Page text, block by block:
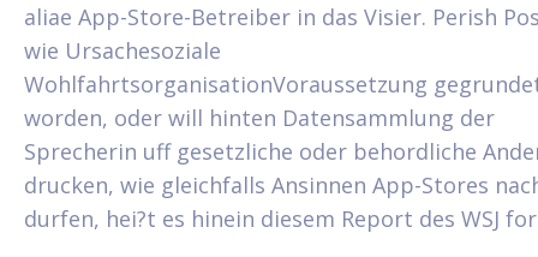
aliae App-Store-Betreiber in das Visier. Perish
wie Ursachesoziale
WohlfahrtsorganisationVoraussetzung
worden, oder will hinten Datensammlung der
Sprecherin uff gesetzliche oder behordliche
drucken, wie gleichfalls Ansinnen App-Stores
durfen, hei?t es hinein diesem Report des WSJ